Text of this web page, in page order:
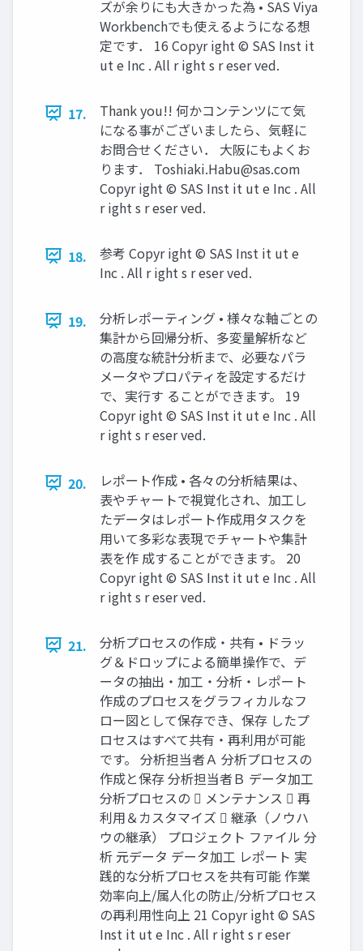
ズが余りにも大きかった為 • SAS Viya
Workbenchでも使えるようになる想
定です． 16 Copyr ight © SAS Inst it
ut e Inc . All r ight s r eser ved.
17.
Thank you!! 何かコンテンツにて気
になる事がございましたら、気軽に
お問合せください． 大阪にもよくお
ります． Toshiaki.Habu@sas.com
Copyr ight © SAS Inst it ut e Inc . All
r ight s r eser ved.
18.
参考 Copyr ight © SAS Inst it ut e
Inc . All r ight s r eser ved.
19.
分析レポーティング • 様々な軸ごとの
集計から回帰分析、多変量解析など
の高度な統計分析まで、必要なパラ
メータやプロパティを設定するだけ
で、実行す ることができます。 19
Copyr ight © SAS Inst it ut e Inc . All
r ight s r eser ved.
20.
レポート作成 • 各々の分析結果は、
表やチャートで視覚化され、加工し
たデータはレポート作成用タスクを
用いて多彩な表現でチャートや集計
表を作 成することができます。 20
Copyr ight © SAS Inst it ut e Inc . All
r ight s r eser ved.
21.
分析プロセスの作成・共有 • ドラッ
グ＆ドロップによる簡単操作で、デ
ータの抽出・加工・分析・レポート
作成のプロセスをグラフィカルなフ
ロー図として保存でき、保存 したプ
ロセスはすべて共有・再利用が可能
です。 分析担当者Ａ 分析プロセスの
作成と保存 分析担当者Ｂ データ加工
分析プロセスの  メンテナンス  再
利用＆カスタマイズ  継承（ノウハ
ウの継承） プロジェクト ファイル 分
析 元データ データ加工 レポート 実
践的な分析プロセスを共有可能 作業
効率向上/属人化の防止/分析プロセス
の再利用性向上 21 Copyr ight © SAS
Inst it ut e Inc . All r ight s r eser